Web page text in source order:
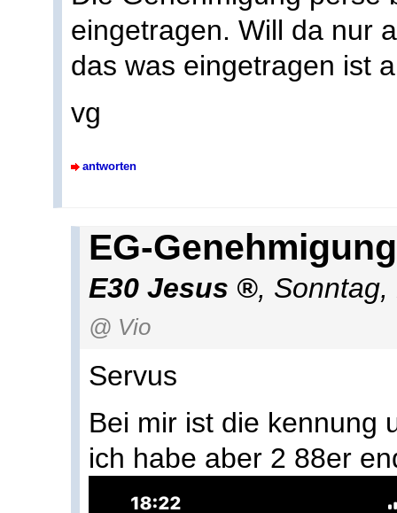
eingetragen. Will da nur
das was eingetragen ist
vg
antworten
EG-
E30 Jesus ,
@ Vio
Servus
Bei mir ist die kennung
ich habe aber 2 88er